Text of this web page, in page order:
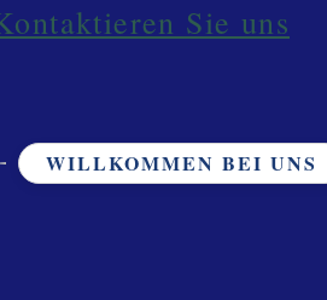
Sie uns
WILLKOMMEN BEI UNS